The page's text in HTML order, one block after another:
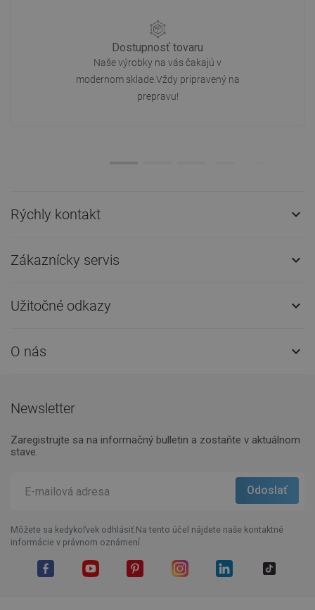
Dostupnosť tovaru
Naše výrobky na vás čakajú v
modernom sklade.Vždy pripravený na
prepravu!
Rýchly kontakt 
Zákaznícky servis 
Užitočné odkazy 
O nás 
Newsletter
Zaregistrujte sa na informačný bulletin a zostaňte v aktuálnom
stave.
Môžete sa kedykoľvek odhlásiť.Na tento účel nájdete naše kontaktné
informácie v právnom oznámení.